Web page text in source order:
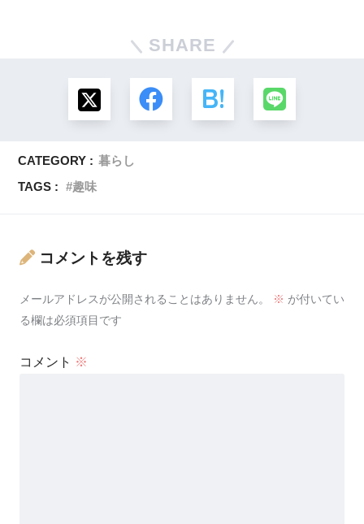
SHARE
CATEGORY : 暮らし
TAGS :
趣味
コメントを残す
メールアドレスが公開されることはありません。 ※ が付いてい
る欄は必須項目です
コメント ※